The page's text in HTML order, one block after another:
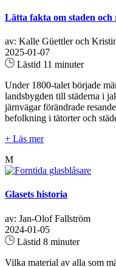
Lätta fakta om staden
av: Kalle Güettler och
2025-01-07
Lästid 11 minuter
Under 1800-talet började
landsbygden till städerna i
järnvägar förändrade
befolkning i tätorter och
+ Läs mer
M
Glasets historia
av: Jan-Olof Fallström
2024-01-05
Lästid 8 minuter
Vilka material av alla som